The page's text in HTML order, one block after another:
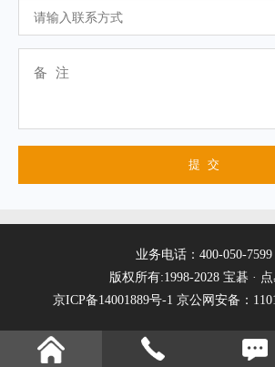
业务电话：400-050-7599
版权所有:1998-2028 宝碁 ·
京ICP备14001889号-1 京公网安备：